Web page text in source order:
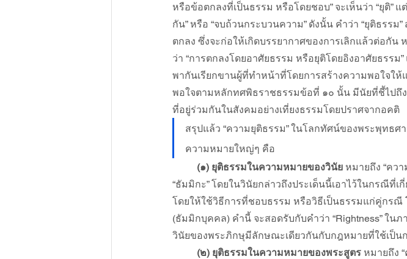
หรือข้อตกลงที่เป็นธรรม หรือโดยชอบ” จะเห็นว่า “ยุติ”
กัน” หรือ “จบถ้วนกระบวนความ” ดังนั้น คำว่า “ยุติธรร
ตกลง ซึ่งจะก่อให้เกิดบรรยากาศของการเลิกแล้วต่อกั
ว่า “การตกลงโดยอาศัยธรรม หรือยุติโดยอิงอาศัยธร
พากันเรียกขานผู้ที่ทำหน้าที่โดยการสร้างความพอใจให้
พอใจตามหลักทศพิธราชธรรมข้อที่ ๑๐ นั้น มีนัยที่ชี้ไปถึ
ที่อยู่ร่วมกันในสังคมอย่างเที่ยงธรรมโดยปราศจากอคติ
สรุปแล้ว “ความยุติธรรม” ในโลกทัศน์ของพระพุทธศ
ความหมายใหญ่ๆ คือ
(๑) ยุติธรรมในความหมายของวินัย หมายถึง “คว
“ธัมมิกะ” โดยในวินัยกล่าวถึงประเด็นนี้เอาไว้ในกรณี
โดยให้ใช้วิธีการที่ชอบธรรม หรือวิธีเป็นธรรมแก่คู่กร
(ธัมมิกบุคคล) คำนี้ จะสอดรับกับคำว่า “Rightness” ใน
วินัยของพระภิกษุมีลักษณะเดียวกันกับกฎหมายที่ใช้เป็
(๒) ยุติธรรมในความหมายของพระสูตร หมายถึง